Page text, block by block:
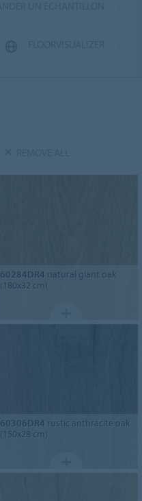
60284DR4 natural giant oak
(180x32 cm)
60306DR4 rustic anthracite oak
(150x28 cm)